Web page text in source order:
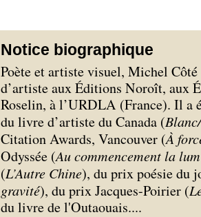
Notice biographique
Poète et artiste visuel, Michel
d’artiste aux Éditions Noroît, aux
Roselin, à l’URDLA (France). Il a
du livre d’artiste du Canada (
Citation Awards, Vancouver (À
Odyssée (Au commencement la
(L’Autre Chine), du prix poésie du
gravité), du prix Jacques-Poirier (
du livre de l'Outaouais....